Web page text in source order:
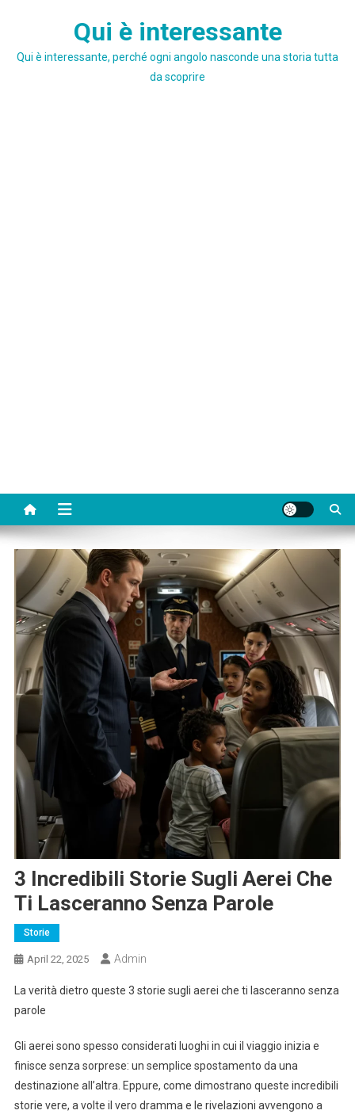
Qui è interessante
Qui è interessante, perché ogni angolo nasconde una storia tutta
da scoprire
3 Incredibili Storie Sugli Aerei Che
Ti Lasceranno Senza Parole
Storie
April 22, 2025 Admin
La verità dietro queste 3 storie sugli aerei che ti lasceranno senza
parole
Gli aerei sono spesso considerati luoghi in cui il viaggio inizia e
finisce senza sorprese: un semplice spostamento da una
destinazione all’altra. Eppure, come dimostrano queste incredibili
storie vere, a volte il vero dramma e le rivelazioni avvengono a